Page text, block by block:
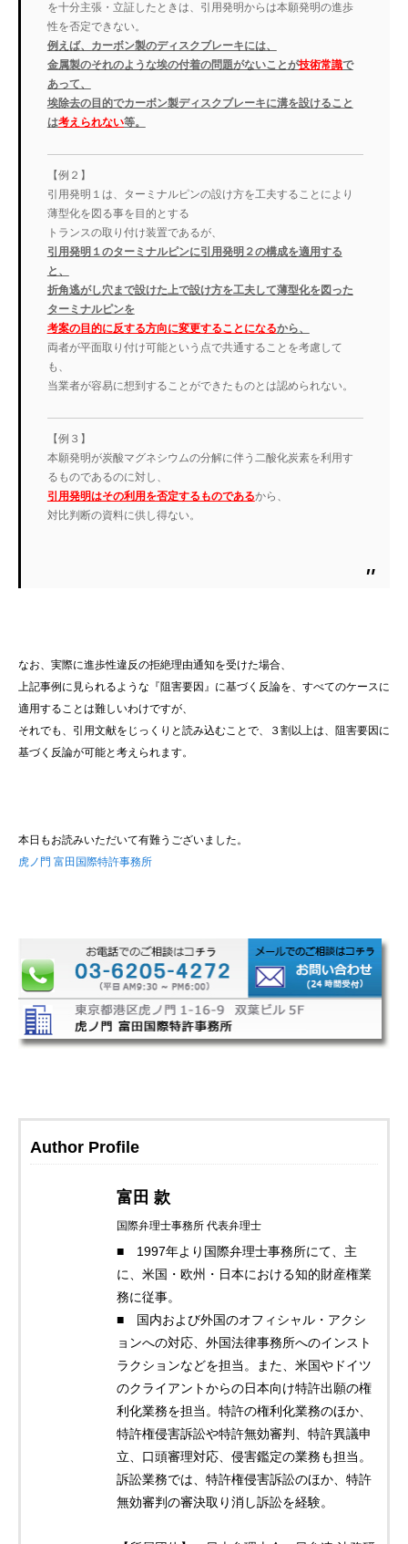
を十分主張・立証したときは、引用発明からは本願発明の進歩
性を否定できない。
例えば、カーボン製のディスクブレーキには、
金属製のそれのような埃の付着の問題がないことが技術常識で
あって、
埃除去の目的でカーボン製ディスクブレーキに溝を設けること
は考えられない等。
【例２】
引用発明１は、ターミナルピンの設け方を工夫することにより
薄型化を図る事を目的とする
トランスの取り付け装置であるが、
引用発明１のターミナルピンに引用発明２の構成を適用する
と、
折角逃がし穴まで設けた上で設け方を工夫して薄型化を図った
ターミナルピンを
考案の目的に反する方向に変更することになるから、
両者が平面取り付け可能という点で共通することを考慮して
も、
当業者が容易に想到することができたものとは認められない。
【例３】
本願発明が炭酸マグネシウムの分解に伴う二酸化炭素を利用す
るものであるのに対し、
引用発明はその利用を否定するものであるから、
対比判断の資料に供し得ない。
なお、実際に進歩性違反の拒絶理由通知を受けた場合、
上記事例に見られるような『阻害要因』に基づく反論を、すべてのケースに
適用することは難しいわけですが、
それでも、引用文献をじっくりと読み込むことで、３割以上は、阻害要因に
基づく反論が可能と考えられます。
本日もお読みいただいて有難うございました。
虎ノ門 富田国際特許事務所
Author Profile
富田 款
国際弁理士事務所 代表弁理士
■ 1997年より国際弁理士事務所にて、主
に、米国・欧州・日本における知的財産権業
務に従事。
■ 国内および外国のオフィシャル・アクシ
ョンへの対応、外国法律事務所へのインスト
ラクションなどを担当。また、米国やドイツ
のクライアントからの日本向け特許出願の権
利化業務を担当。特許の権利化業務のほか、
特許権侵害訴訟や特許無効審判、特許異議申
立、口頭審理対応、侵害鑑定の業務も担当。
訴訟業務では、特許権侵害訴訟のほか、特許
無効審判の審決取り消し訴訟を経験。